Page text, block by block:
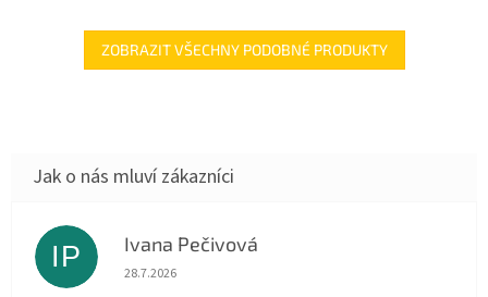
ZOBRAZIT VŠECHNY PODOBNÉ PRODUKTY
IP Ivana Pečivová
Hodnocení obchodu je 5 z 5 hvězdiček.
28.7.2026